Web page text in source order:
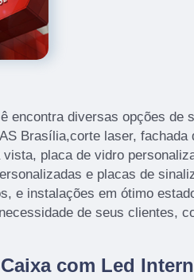
encontra diversas opções de
Brasília,corte laser, fachada
vista, placa de vidro
e placas de
e instalações em ótimo
de seus clientes,
com Led